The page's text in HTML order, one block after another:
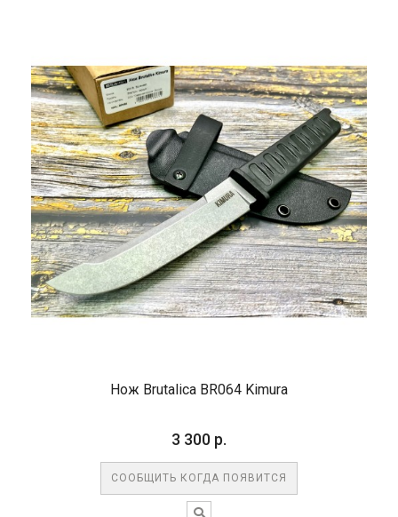
Нож Brutalica BR064 Kimura
3 300 р.
СООБЩИТЬ КОГДА ПОЯВИТСЯ